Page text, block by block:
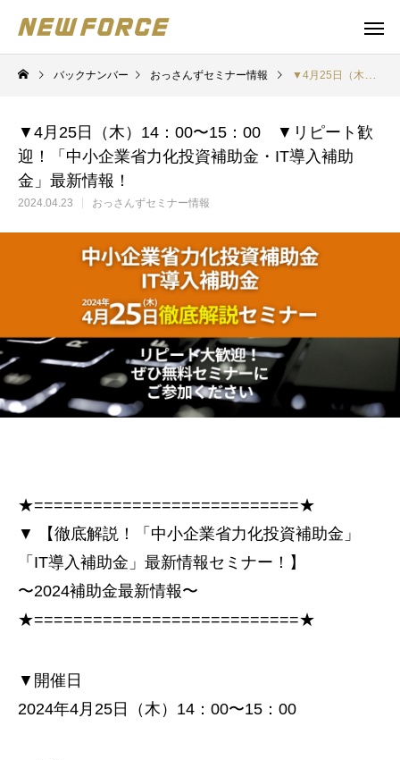
WEBコンテンツ
WEBマーケティング戦略立案 補助金の取得
バックナンバー おっさんずセミナー情報 ▼4月25日（木）14：00〜15：00 ▼リピート歓迎！「中小企業省力化投資補助金・IT導入補助金」最新情報！
▼4月25日（木）14：00〜15：00 ▼リピート歓
迎！「中小企業省力化投資補助金・IT導入補助
金」最新情報！
2024.04.23 おっさんずセミナー情報
★===========================★
▼ 【徹底解説！「中小企業省力化投資補助金」
「IT導入補助金」最新情報セミナー！】
〜2024補助金最新情報〜
★===========================★
▼開催日
2024年4月25日（木）14：00〜15：00